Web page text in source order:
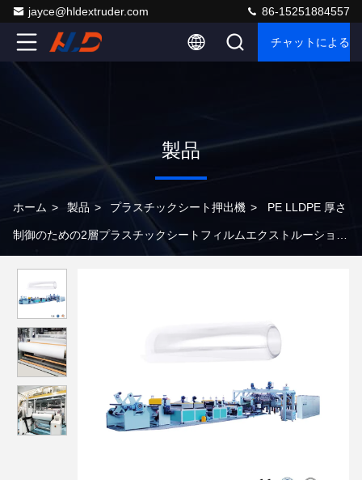
jayce@hldextruder.com 86-15251884557
チャットによる
製品
ホーム > 製品 > プラスチックシート押出機 > PE LLDPE 厚さ
制御のための2層プラスチックシートフィルムエクストルーション